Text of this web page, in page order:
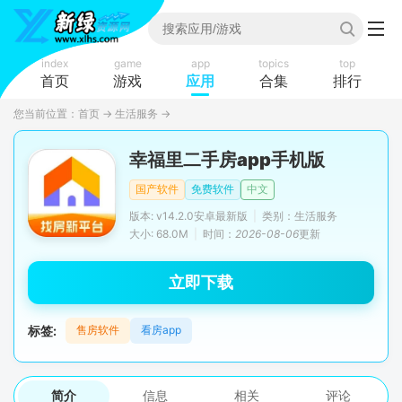
index
首页
game
游戏
app
应用
topics
合集
top
排行
您当前位置： 首页 → 生活服务 →
幸福里二手房app手机版
国产软件 免费软件
中文
版本: v14.2.0安卓最新版
类别：生活服务
大小: 68.0M
时间： 2026-08-06更新
立即下载
标签: 售房软件 看房app
简介 信息 相关 评论